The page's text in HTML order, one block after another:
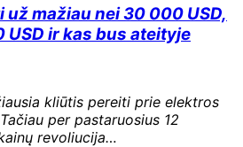
mažiau nei 30 000 USD,
ir kas bus ateityje
kliūtis pereiti prie elektros
per pastaruosius 12
revoliucija…